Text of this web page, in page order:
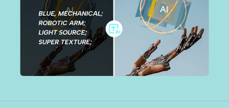
Teks & Audio
Keterangan otomatis
Template keterangan
Pemasaran
Gaya hidup & Vlog
Desain kustom
Lainnya
Template industri
Template kilas balik
Pusat Kepercayaan
Pusat Bantuan
Newsroom